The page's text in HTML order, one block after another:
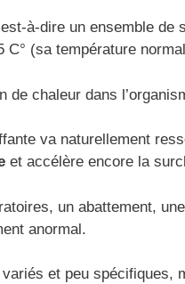
à-dire un ensemble
C° (sa température
de chaleur dans
va naturellement
et accélère encore la
un abattement,
anormal.
et peu spécifiques,